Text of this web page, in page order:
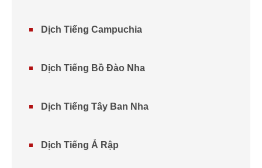
Dịch Tiếng Campuchia
Dịch Tiếng Bồ Đào Nha
Dịch Tiếng Tây Ban Nha
Dịch Tiếng Ả Rập